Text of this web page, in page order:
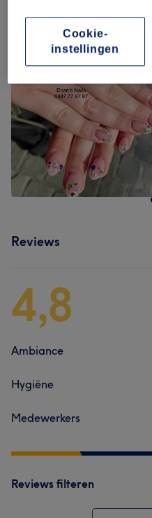
Reviews
4,8
Ambiance
Hygiëne
Medewerkers
Reviews filteren
Cookie-
instellingen